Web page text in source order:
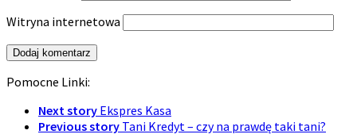
Witryna internetowa
Pomocne Linki:
Next story Ekspres Kasa
Previous story Tani Kredyt – czy na prawdę taki tani?